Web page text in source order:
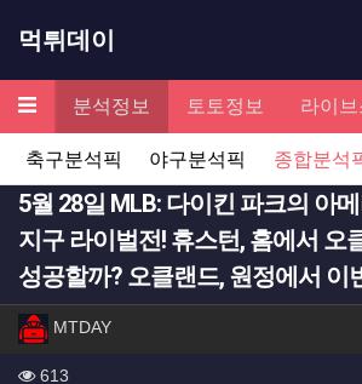
먹튀데이
메뉴
증 분석정보 토토정보 라이브
축구분석픽
야구분석픽 종합분석
5월 28일 MLB: 다이킨 파크의 아
지구 라이벌전! 휴스턴, 홈에서 오
성공할까? 오클랜드, 원정에서 이
작성자 정보
MTDAY작성
613